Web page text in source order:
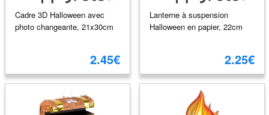
Cadre 3D Halloween avec
photo changeante, 21x30cm
2.45€
Lanterne à suspension
Halloween en papier, 22cm
2.25€